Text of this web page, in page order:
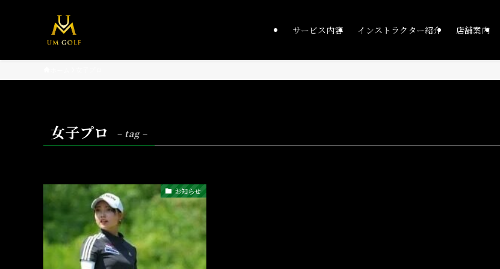
サービス内容 インストラクター紹介 店舗案内
女子プロ – tag –
お知らせ